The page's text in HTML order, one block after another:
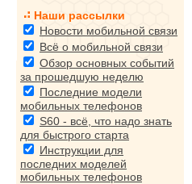
Наши рассылки
Новости мобильной связи
Всё о мобильной связи
Обзор основных событий
за прошедшую неделю
Последние модели
мобильных телефонов
S60 - всё, что надо знать
для быстрого старта
Инструкции для
последних моделей
мобильных телефонов